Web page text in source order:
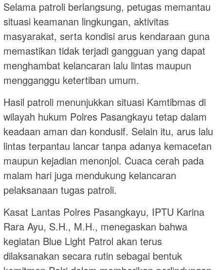
Selama patroli berlangsung, petugas memantau
situasi keamanan lingkungan, aktivitas
masyarakat, serta kondisi arus kendaraan guna
memastikan tidak terjadi gangguan yang dapat
menghambat kelancaran lalu lintas maupun
mengganggu ketertiban umum.
Hasil patroli menunjukkan situasi Kamtibmas di
wilayah hukum Polres Pasangkayu tetap dalam
keadaan aman dan kondusif. Selain itu, arus lalu
lintas terpantau lancar tanpa adanya kemacetan
maupun kejadian menonjol. Cuaca cerah pada
malam hari juga mendukung kelancaran
pelaksanaan tugas patroli.
Kasat Lantas Polres Pasangkayu, IPTU Karina
Rara Ayu, S.H., M.H., menegaskan bahwa
kegiatan Blue Light Patrol akan terus
dilaksanakan secara rutin sebagai bentuk